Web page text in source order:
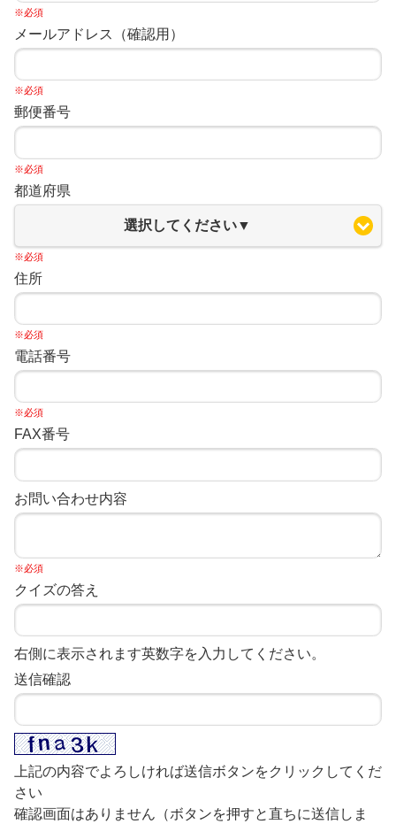
※必須
メールアドレス（確認用）
※必須
郵便番号
※必須
都道府県
選択してください▼
※必須
住所
※必須
電話番号
※必須
FAX番号
お問い合わせ内容
※必須
クイズの答え
右側に表示されます英数字を入力してください。
送信確認
上記の内容でよろしければ送信ボタンをクリックしてくだ
さい
確認画面はありません（ボタンを押すと直ちに送信しま